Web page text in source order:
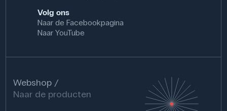
Volg ons
Naar de Facebookpagina
Naar YouTube
Webshop
Naar de producten